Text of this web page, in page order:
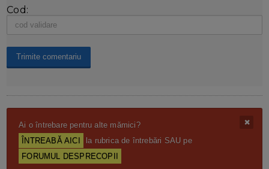
Cod:
Ai o întrebare pentru alte mămici?
ÎNTREABĂ AICI
la rubrica de întrebări SAU pe
FORUMUL DESPRECOPII